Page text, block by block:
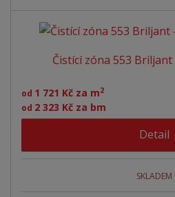
Čistící zóna 553 Briljant
od 1 721 Kč za m2
od 2 323 Kč za bm
Detail
SKLADEM